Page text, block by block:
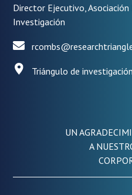
Director Ejecutivo,
Investigación
Triángulo de
UN
A